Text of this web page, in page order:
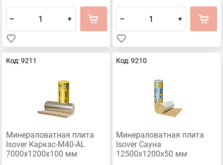
– + – +
Код: 9211
Минераловатная плита
Isover Каркас-М40-AL
7000х1200х100 мм
Код: 9210
Минераловатная плита
Isover Сауна
12500х1200х50 мм